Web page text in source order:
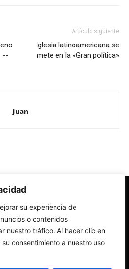
su experiencia de
o contenidos
nuestro tráfico. Al hacer clic en
consentimiento a nuestro uso
--
Artículo siguiente
Iglesia latinoamericana se
mete en la «Gran política»
Juan
Iglesia católica y la sociedad